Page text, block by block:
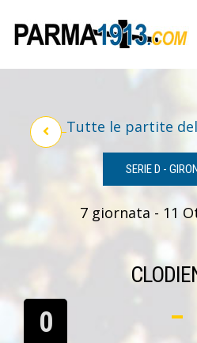
Tutte le partite
SERIE D -
7 giornata - 11
0